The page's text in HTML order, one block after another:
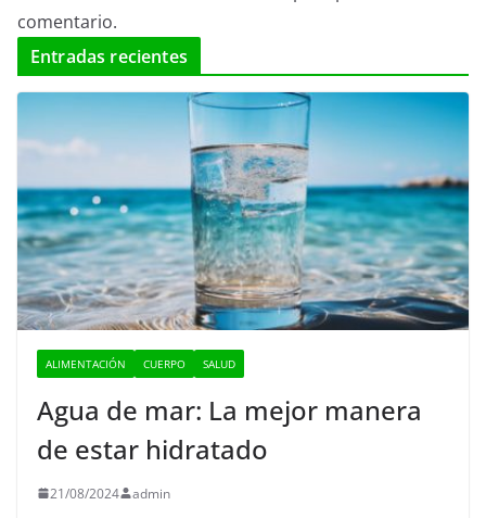
comentario.
Entradas recientes
ALIMENTACIÓN CUERPO SALUD
Agua de mar: La mejor manera
de estar hidratado
21/08/2024 admin